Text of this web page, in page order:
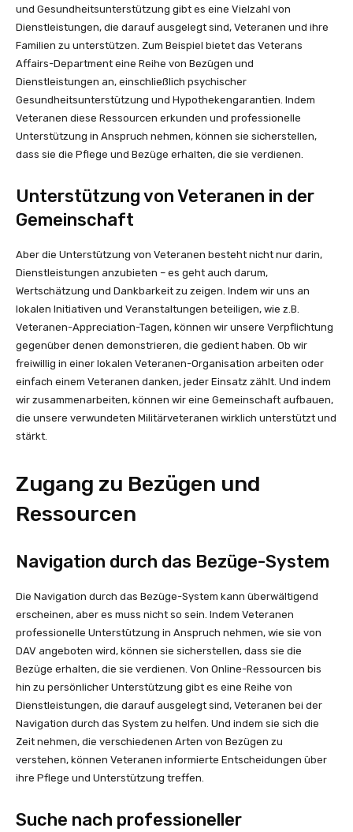
und Gesundheitsunterstützung gibt es eine Vielzahl von
Dienstleistungen, die darauf ausgelegt sind, Veteranen und ihre
Familien zu unterstützen. Zum Beispiel bietet das Veterans
Affairs-Department eine Reihe von Bezügen und
Dienstleistungen an, einschließlich psychischer
Gesundheitsunterstützung und Hypothekengarantien. Indem
Veteranen diese Ressourcen erkunden und professionelle
Unterstützung in Anspruch nehmen, können sie sicherstellen,
dass sie die Pflege und Bezüge erhalten, die sie verdienen.
Unterstützung von Veteranen in der
Gemeinschaft
Aber die Unterstützung von Veteranen besteht nicht nur darin,
Dienstleistungen anzubieten – es geht auch darum,
Wertschätzung und Dankbarkeit zu zeigen. Indem wir uns an
lokalen Initiativen und Veranstaltungen beteiligen, wie z.B.
Veteranen-Appreciation-Tagen, können wir unsere Verpflichtung
gegenüber denen demonstrieren, die gedient haben. Ob wir
freiwillig in einer lokalen Veteranen-Organisation arbeiten oder
einfach einem Veteranen danken, jeder Einsatz zählt. Und indem
wir zusammenarbeiten, können wir eine Gemeinschaft aufbauen,
die unsere verwundeten Militärveteranen wirklich unterstützt und
stärkt.
Zugang zu Bezügen und
Ressourcen
Navigation durch das Bezüge-System
Die Navigation durch das Bezüge-System kann überwältigend
erscheinen, aber es muss nicht so sein. Indem Veteranen
professionelle Unterstützung in Anspruch nehmen, wie sie von
DAV angeboten wird, können sie sicherstellen, dass sie die
Bezüge erhalten, die sie verdienen. Von Online-Ressourcen bis
hin zu persönlicher Unterstützung gibt es eine Reihe von
Dienstleistungen, die darauf ausgelegt sind, Veteranen bei der
Navigation durch das System zu helfen. Und indem sie sich die
Zeit nehmen, die verschiedenen Arten von Bezügen zu
verstehen, können Veteranen informierte Entscheidungen über
ihre Pflege und Unterstützung treffen.
Suche nach professioneller